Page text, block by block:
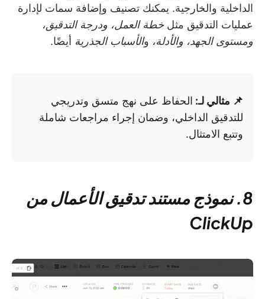
الداخلية والخارجية. يمكنك تصنيف وإضافة سمات لإدارة
عمليات التدقيق مثل خطة العمل، ودرجة التدقيق،
ومستوى الجهد، والأدلة، والأسباب الجذرية أيضًا.
📌 مثالي لـ: الحفاظ على نهج متسق وتدريجي
للتدقيق الداخلي، وضمان إجراء مراجعات شاملة
وتتبع الامتثال.
8. نموذج مستند تدقيق الأعمال من
ClickUp